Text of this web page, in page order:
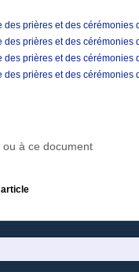
prières et des cérémonies
prières et des cérémonies
prières et des cérémonies
prières et des cérémonies
à ce document
article